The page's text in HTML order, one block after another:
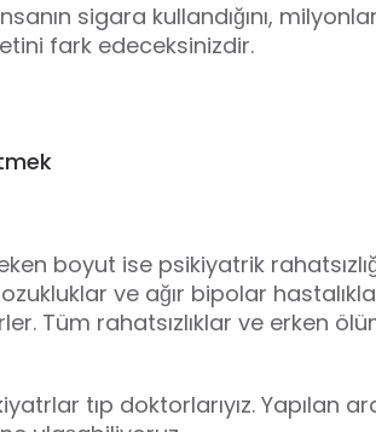
sigara kullandığını,
fark edeceksinizdir.
boyut ise psikiyatrik
ve ağır bipolar
Tüm rahatsızlıklar ve erken
tıp doktorlarıyız. Yapılan